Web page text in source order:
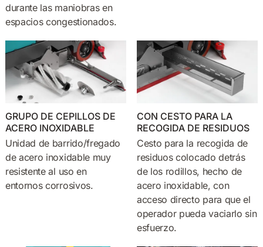
durante las maniobras en
espacios congestionados.
GRUPO DE CEPILLOS DE
ACERO INOXIDABLE
Unidad de barrido/fregado
de acero inoxidable muy
resistente al uso en
entornos corrosivos.
CON CESTO PARA LA
RECOGIDA DE RESIDUOS
Cesto para la recogida de
residuos colocado detrás
de los rodillos, hecho de
acero inoxidable, con
acceso directo para que el
operador pueda vaciarlo sin
esfuerzo.